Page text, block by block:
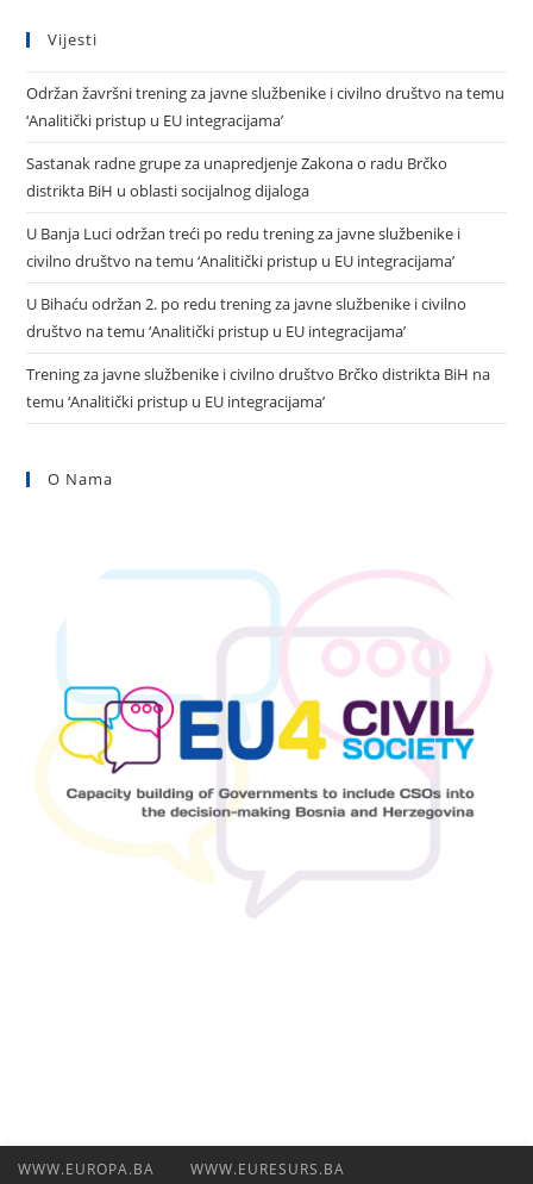
Vijesti
Održan žavršni trening za javne službenike i civilno društvo na temu
‘Analitički pristup u EU integracijama’
Sastanak radne grupe za unapredjenje Zakona o radu Brčko
distrikta BiH u oblasti socijalnog dijaloga
U Banja Luci održan treći po redu trening za javne službenike i
civilno društvo na temu ‘Analitički pristup u EU integracijama’
U Bihaću održan 2. po redu trening za javne službenike i civilno
društvo na temu ‘Analitički pristup u EU integracijama’
Trening za javne službenike i civilno društvo Brčko distrikta BiH na
temu ‘Analitički pristup u EU integracijama’
O Nama
WWW.EUROPA.BA WWW.EURESURS.BA